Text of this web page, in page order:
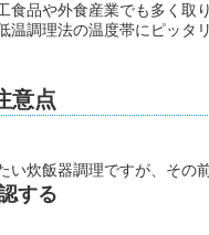
食品や外食産業でも多く取
温調理法の温度帯にピッタ
意点
い炊飯器調理ですが、その
する